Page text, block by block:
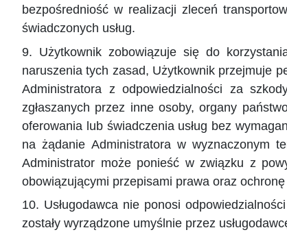
bezpośredniość w realizacji zleceń
świadczonych usług.
9. Użytkownik zobowiązuje się do
naruszenia tych zasad, Użytkownik przejmuje
Administratora z odpowiedzialności za
zgłaszanych przez inne osoby, organy
oferowania lub świadczenia usług bez
na żądanie Administratora w wyznaczonym
Administrator może ponieść w związku z
obowiązującymi przepisami prawa oraz
10. Usługodawca nie ponosi
zostały wyrządzone umyślnie przez